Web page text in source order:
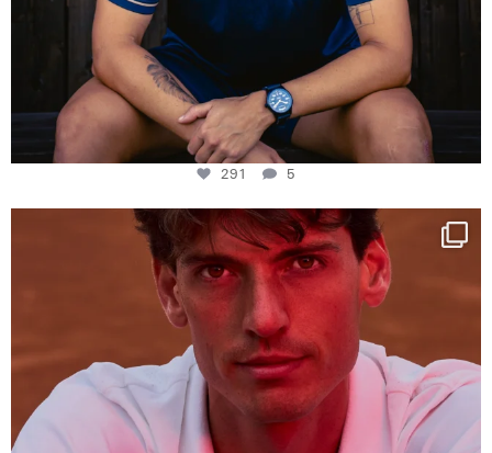
291 5
One last dance at home
This week at...
321
9